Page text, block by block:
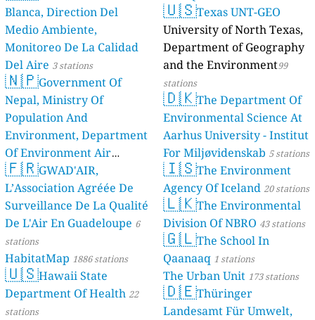
Blanca, Direction Del
Medio Ambiente,
Monitoreo De La Calidad
Del Aire 3 stations
🇳🇵Government Of
Nepal, Ministry Of
Population And
Environment, Department
Of Environment Air
Quality Monitoring
stations
🇫🇷GWAD'AIR,
L’Association Agréée De
Surveillance De La Qualité
De L'Air En Guadeloupe 6
stations
HabitatMap 1886 stations
🇺🇸Hawaii State
Department Of Health 22
stations
🇺🇸Texas UNT-GEO
University of North Texas,
Department of Geography
and the Environment99
stations
🇩🇰The Department Of
Environmental Science At
Aarhus University - Institut
For Miljøvidenskab 5 stations
🇮🇸The Environment
Agency Of Iceland 20 stations
🇱🇰The Environmental
Division Of NBRO 43 stations
🇬🇱The School In
Qaanaaq 1 stations
The Urban Unit 173 stations
🇩🇪Thüringer
Landesamt Für Umwelt,